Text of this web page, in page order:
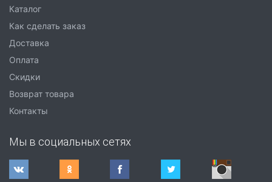
Каталог
Как сделать заказ
Доставка
Оплата
Скидки
Возврат товара
Контакты
Мы в социальных сетях